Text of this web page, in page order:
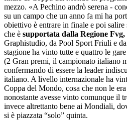
mezzo. «A Pechino andrò serena -
su un campo che un anno fa mi ha
obiettivo è entrare in finale e poi
che è supportata dalla Regione
Graphistudio, da Pool Sport Friuli e
stagione ha vinto tutte e quattro le
(2 Gran premi, il campionato italiano
confermando di essere la leader
italiano. A livello internazionale ha
Coppa del Mondo, cosa che non le
nonostante avesse vinto comunque il
invece altrettanto bene ai Mondiali,
si è piazzata “solo” quinta.